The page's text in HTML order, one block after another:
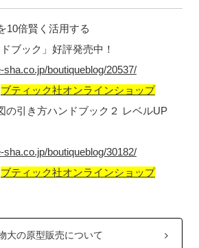
10倍賢く活用する
ブック」好評発売中！
sha.co.jp/boutiqueblog/20537/
ブティック社オンラインショップ
の引き方ハンドブック２ レベルUP
sha.co.jp/boutiqueblog/30182/
ブティック社オンラインショップ
大の原型販売について